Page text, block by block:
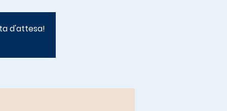
d'attesa!